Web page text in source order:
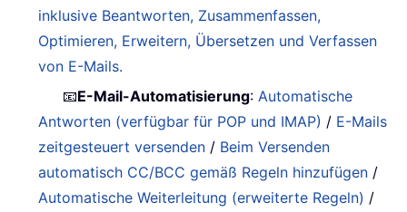
inklusive Beantworten, Zusammenfassen,
Optimieren, Erweitern, Übersetzen und Verfassen
von E-Mails.
📧E-Mail-Automatisierung:Automatische
Antworten (verfügbar für POP und IMAP) / E-Mails
zeitgesteuert versenden / Beim Versenden
automatisch CC/BCC gemäß Regeln hinzufügen /
Automatische Weiterleitung (erweiterte Regeln) /